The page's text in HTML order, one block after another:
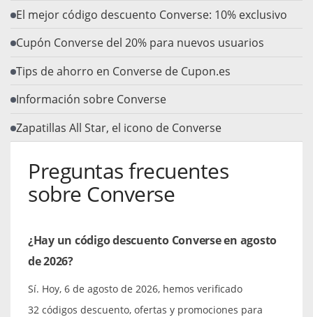
El mejor código descuento Converse: 10% exclusivo
Cupón Converse del 20% para nuevos usuarios
Tips de ahorro en Converse de Cupon.es
Información sobre Converse
Zapatillas All Star, el icono de Converse
Preguntas frecuentes
sobre Converse
¿Hay un código descuento Converse en agosto
de 2026?
Sí. Hoy, 6 de agosto de 2026, hemos verificado
32 códigos descuento, ofertas y promociones para